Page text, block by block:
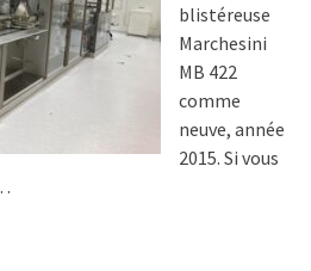
blistéreuse
Marchesini
MB 422
comme
neuve, année
2015. Si vous